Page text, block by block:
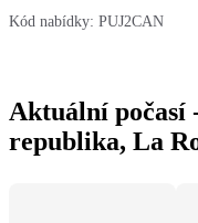
Kód nabídky: PUJ2CAN
Aktuální počasí
republika, La